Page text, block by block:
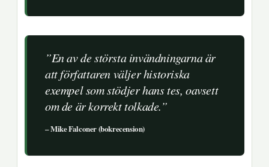
”En av de största invändningarna är
att författaren väljer historiska
exempel som stödjer hans tes, oavsett
om de är korrekt tolkade.”
–Mike Falconer (bokrecension)